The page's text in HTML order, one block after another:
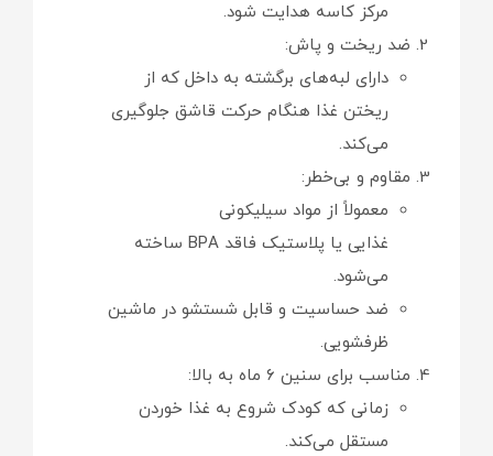
مرکز کاسه هدایت شود.
ضد ریخت و پاش:
دارای لبه‌های برگشته به داخل که از
ریختن غذا هنگام حرکت قاشق جلوگیری
می‌کند.
مقاوم و بی‌خطر:
معمولاً از مواد سیلیکونی
غذایی یا پلاستیک فاقد BPA ساخته
می‌شود.
ضد حساسیت و قابل شستشو در ماشین
ظرفشویی.
مناسب برای سنین ۶ ماه به بالا:
زمانی که کودک شروع به غذا خوردن
مستقل می‌کند.